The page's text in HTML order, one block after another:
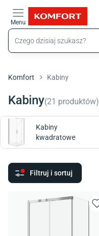
Menu
Komfort Kabiny
Kabiny(21 produktów)
Kabiny
kwadratowe
Filtruj i sortuj